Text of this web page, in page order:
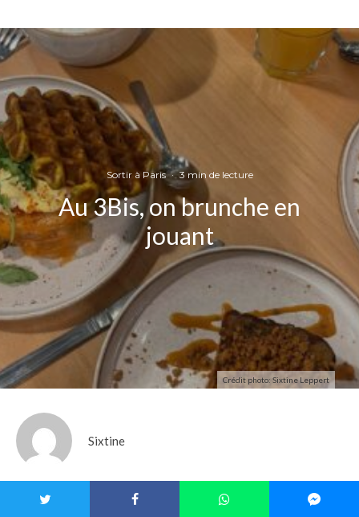
Crédit photo: Sixtine Leppert
Sortir à Paris · 3 min de lecture
Au 3Bis, on brunche en
jouant
Sixtine